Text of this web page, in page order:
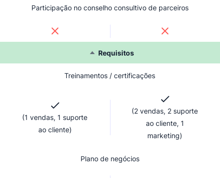
Participação no conselho consultivo de parceiros
Requisitos
Treinamentos / certificações
(1 vendas, 1 suporte
ao cliente)
(2 vendas, 2 suporte
ao cliente, 1
marketing)
Plano de negócios